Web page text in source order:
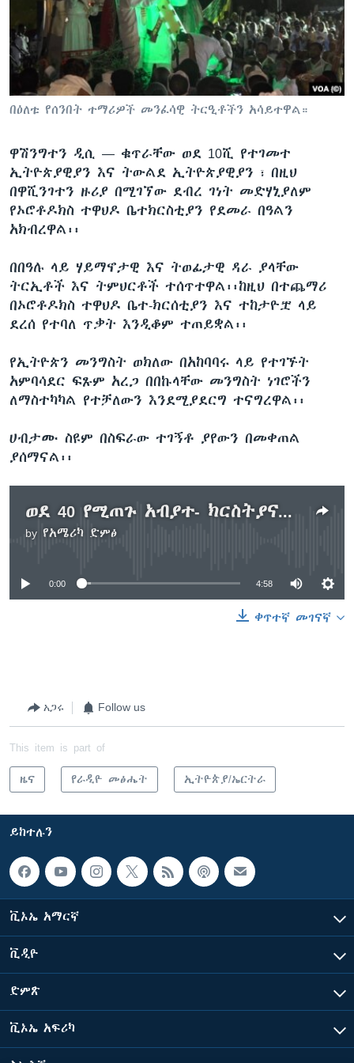
ቋንቋዎች
በዕለቱ የሰንበት ተማሪዎች መንፈሳዊ ትርዒቶችን አሳይተዋል።
ዋሽንግተን ዲሲ — ቁጥራቸው ወደ 10ሺ የተገመተ
ኢትዮጵያዊያን እና ትውልደ ኢትዮጵያዊያን ፣ በዚህ
በዋሺንገተን ዙሪያ በሚገኘው ደብረ ገነት መድሃኒያለም
የኦሮቶዶክስ ተዋህዶ ቤተክርስቲያን የደመራ በዓልን
አክብረዋል፡፡
በበዓሉ ላይ ሃይማኖታዊ እና ትወፊታዊ ዳራ ያላቸው
ትርኢቶች እና ትምህርቶች ተሰጥተዋል፡፡ከዚህ በተጨማሪ
በኦሮቶዶክስ ተዋህዶ ቤተ-ክርሰቲያን እና ተከታዮቿ ላይ
ደረሰ የተባለ ጥቃት እንዲቆም ተጠይቋል፡፡
የኢትዮጵን መንግስት ወክለው በአከባባሩ ላይ የተገኙት
አምባሳደር ፍጹም አረጋ በበኩላቸው መንግስት ነገሮችን
ለማስተካካል የተቻለውን እንደሚያደርግ ተናግረዋል፡፡
ሀብታሙ ስዩም በስፍራው ተገኝቶ ያየውን በመቀጠል
ያሰማናል፡፡
ወደ 40 የሚጠጉ አብያተ- ክርስትያናት በዩናይትድ ስቴትስ የመስቀል በዓልን አከበሩ
by የአሜሪካ ድምፅ
No media source currently available
0:00 4:58
ቀጥተኛ መገናኛ
አጋሩ Follow us
This item is part of
ዜና የራዲዮ መፅሔት ኢትዮጵያ/ኤርትራ
ይከተሉን
ቪኦኤ አማርኛ
ቪዲዮ
ድምጽ
ቪኦኤ አፍሪካ